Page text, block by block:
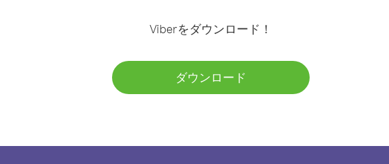
Viberをダウンロード！
ダウンロード